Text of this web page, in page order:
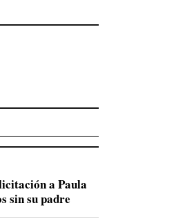
a Paula
sin su padre